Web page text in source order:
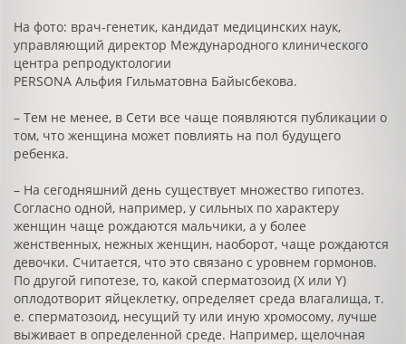
На фото: врач-генетик, кандидат медицинских наук,
управляющий директор Международного клинического
центра репродуктологии
PERSONA Альфия Гильматовна Байысбекова.
– Тем не менее, в Сети все чаще появляются публикации о
том, что женщина может повлиять на пол будущего
ребенка.
– На сегодняшний день существует множество гипотез.
Согласно одной, например, у сильных по характеру
женщин чаще рождаются мальчики, а у более
женственных, нежных женщин, наоборот, чаще рождаются
девочки. Считается, что это связано с уровнем гормонов.
По другой гипотезе, то, какой сперматозоид (X или Y)
оплодотворит яйцеклетку, определяет среда влагалища, т.
е. сперматозоид, несущий ту или иную хромосому, лучше
выживает в определенной среде. Например, щелочная